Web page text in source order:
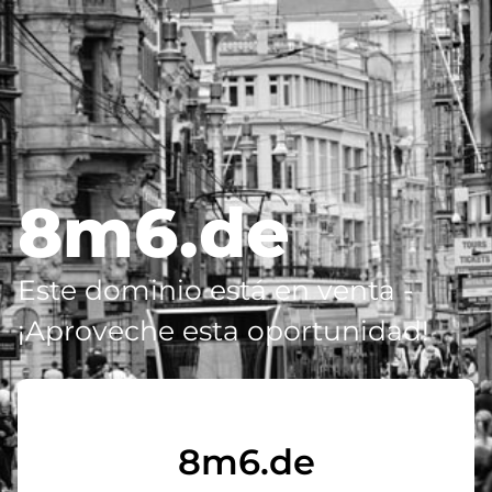
8m6.de
Este dominio está en venta -
¡Aproveche esta oportunidad!
8m6.de